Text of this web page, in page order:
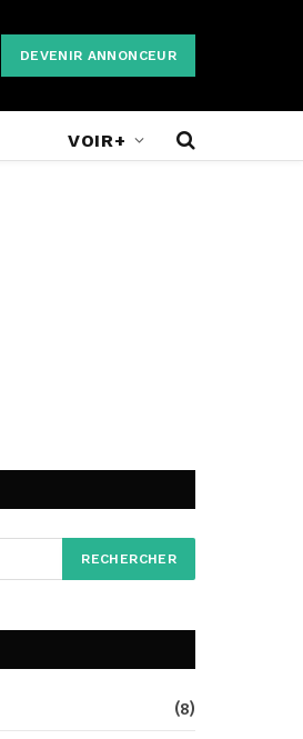
DEVENIR ANNONCEUR
VOIR+
(8)